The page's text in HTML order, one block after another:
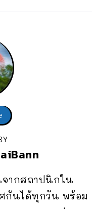
ากสถาปนิกใน
ศกันได้ทุกวัน พร้อม